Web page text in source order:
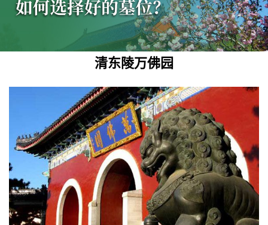
清东陵万佛园